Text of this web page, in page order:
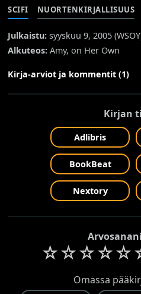
SCIFI NUORTENKIRJALLISUUS
Julkaistu: syyskuu 9, 2005 (WSOY
Alkuteos: Amy, on Her Own
Kirja-arviot ja kommentit (1)
Kirjan
Adlibris
BookBeat
Nextory
☆☆☆☆☆
Omassa